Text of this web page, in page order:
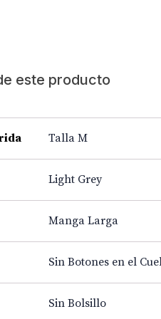
este producto
Talla M
Light Grey
Manga Larga
Sin Botones en el
Sin Bolsillo